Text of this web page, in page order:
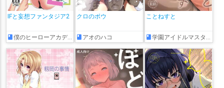
IFと妄想ファンタジア2
僕のヒーローアカデミア
クロのボウ
アオのハコ
ことねすと
学園アイドルマスター